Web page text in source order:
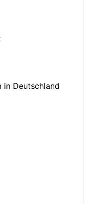
in Deutschland